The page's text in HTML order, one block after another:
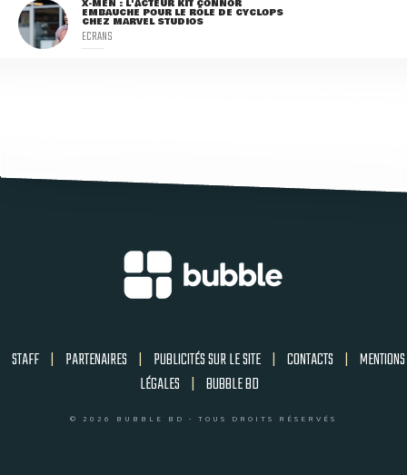
X-MEN : L'ACTEUR KIT CONNOR
EMBAUCHÉ POUR LE RÔLE DE CYCLOPS
CHEZ MARVEL STUDIOS
ECRANS
STAFF | PARTENAIRES | PUBLICITÉS SUR LE SITE | CONTACTS | MENTIONS
LÉGALES | BUBBLE BD
© 2026 BUBBLE BD - TOUS DROITS RÉSERVÉS